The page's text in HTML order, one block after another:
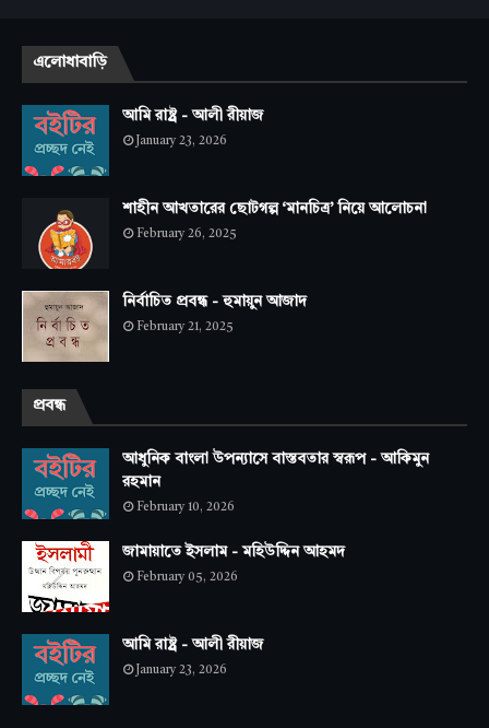
এলোধাবাড়ি
আমি রাষ্ট্র - আলী রীয়াজ
January 23, 2026
শাহীন আখতারের ছোটগল্প ‘মানচিত্র’ নিয়ে আলোচনা
February 26, 2025
নির্বাচিত প্রবন্ধ - হুমায়ুন আজাদ
February 21, 2025
প্রবন্ধ
আধুনিক বাংলা উপন্যাসে বাস্তবতার স্বরূপ - আকিমুন
রহমান
February 10, 2026
জামায়াতে ইসলাম - মহিউদ্দিন আহমদ
February 05, 2026
আমি রাষ্ট্র - আলী রীয়াজ
January 23, 2026